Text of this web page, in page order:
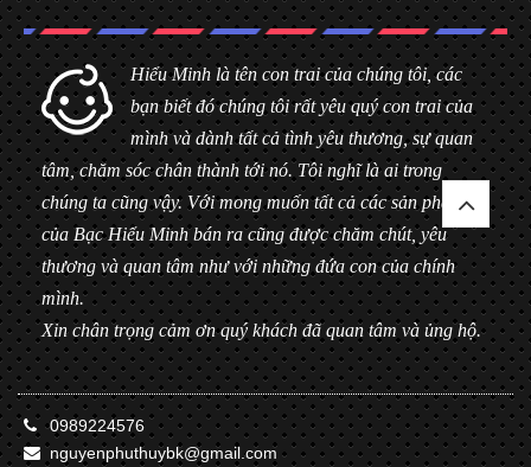
Hiểu Minh là tên con trai của chúng tôi, các
bạn biết đó chúng tôi rất yêu quý con trai của
mình và dành tất cả tình yêu thương, sự quan
tâm, chăm sóc chân thành tới nó. Tôi nghĩ là ai trong
chúng ta cũng vậy. Với mong muốn tất cả các sản phẩm
của Bạc Hiểu Minh bán ra cũng được chăm chút, yêu
thương và quan tâm như với những đứa con của chính
mình.
Xin chân trọng cảm ơn quý khách đã quan tâm và ủng hộ.
0989224576
nguyenphuthuybk@gmail.com